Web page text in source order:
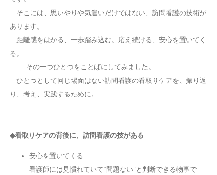
そこには、思いやりや気遣いだけではない、訪問看護の技術が
あります。
距離感をはかる、一歩踏み込む。応え続ける、安心を置いてく
る。
──その一つひとつをことばにしてみました。
ひとつとして同じ場面はない訪問看護の看取りケアを、振り返
り、考え、実践するために。
◆看取りケアの背後に、訪問看護の技がある
安心を置いてくる
看護師には見慣れていて“問題ない”と判断できる物事で